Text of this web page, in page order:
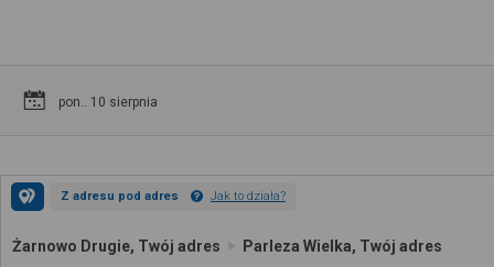
pon.. 10 sierpnia
Z adresu pod adres Jak to działa?
Żarnowo Drugie, Twój adres Parleza Wielka, Twój adres